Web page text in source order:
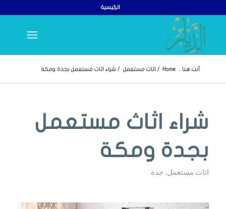
الرئيسية
أنت هنا .. Home
/ اثاث مستعمل / شراء اثاث مستعمل بجدة ومكة
شراء اثاث مستعمل
بجدة ومكة
اثاث مستعمل, جدة